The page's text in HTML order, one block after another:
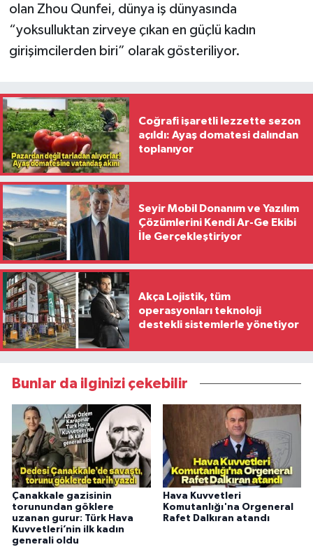
olan Zhou Qunfei, dünya iş dünyasında
“yoksulluktan zirveye çıkan en güçlü kadın
girişimcilerden biri” olarak gösteriliyor.
Coğrafi işaretli lezzette sezon
açıldı: Ayaş domatesi dalından
toplanıyor
Seyir Mobil Donanım ve Yazılım
Çözümlerini Kendi Ar-Ge Ekibi
İle Gerçekleştiriyor
Akça Lojistik, tüm
operasyonları teknoloji
destekli sistemlerle yönetiyor
Bunlar da ilginizi çekebilir
Çanakkale gazisinin
torunundan göklere
uzanan gurur: Türk Hava
Kuvvetleri’nin ilk kadın
generali oldu
Hava Kuvvetleri
Komutanlığı'na Orgeneral
Rafet Dalkıran atandı